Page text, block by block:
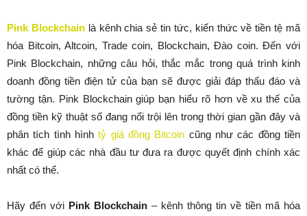
Pink Blockchainlà kênh chia sẻ tin tức, kiến thức về tiền tệ mã
hóa Bitcoin, Altcoin, Trade coin, Blockchain, Đào coin. Đến với
Pink Blockchain, những câu hỏi, thắc mắc trong quá trình kinh
doanh đồng tiền điện tử của bạn sẽ được giải đáp thấu đáo và
tường tận. Pink Blockchain giúp bạn hiểu rõ hơn về xu thế của
đồng tiền kỹ thuật số đang nổi trội lên trong thời gian gần đây và
phân tích tình hìnhtỷ giá đồng Bitcoin cũng như các đồng tiền
khác để giúp các nhà đầu tư đưa ra được quyết định chính xác
nhất có thể.
Hãy đến với Pink Blockchain – kênh thông tin về tiền mã hóa